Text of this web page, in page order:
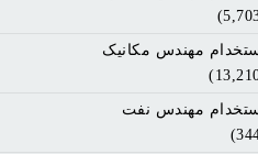
مهندس مکانیک
مهندس نفت